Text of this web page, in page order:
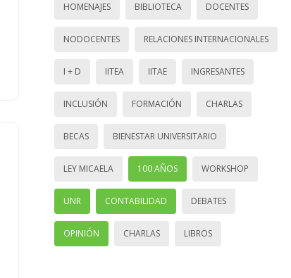
HOMENAJES BIBLIOTECA DOCENTES
NODOCENTES RELACIONES INTERNACIONALES
I + D IITEA IITAE INGRESANTES
INCLUSIÓN FORMACIÓN CHARLAS
BECAS BIENESTAR UNIVERSITARIO
LEY MICAELA 100 AÑOS WORKSHOP
UNR CONTABILIDAD DEBATES
OPINIÓN CHARLAS LIBROS